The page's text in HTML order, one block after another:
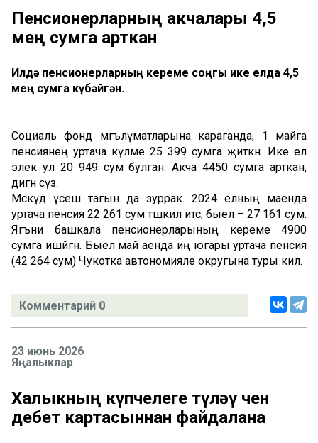
Пенсионерларның акчалары 4,5
мең сумга арткан
Илдә пенсионерларның кереме соңгы ике елда 4,5
мең сумга күбәйгән.
Социаль фонд мәгълүматларына караганда, 1 майга
пенсиянең уртача күләме 25 399 сумга җиткән. Ике ел
элек ул 20 949 сум булган. Акча 4450 сумга арткан,
дигән сүз.
Мәскәүдә үсеш тагын да зуррак. 2024 елның маенда
уртача пенсия 22 261 сум тәшкил итсә, быел – 27 161 сум.
Ягъни башкала пенсионерларының кереме 4900
сумга ишәйгән. Быел май аенда иң югары уртача пенсия
(42 264 сум) Чукотка автономияле округына туры килә.
Комментарий 0
23 июнь 2026
Яңалыклар
Халыкның күпчелеге түләү өчен
дебет картасыннан файдалана